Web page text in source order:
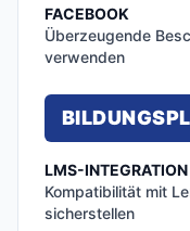
FACEBOOK
Überzeugende
verwenden
LMS-INTEGRATION
Kompatibilität mit
sicherstellen